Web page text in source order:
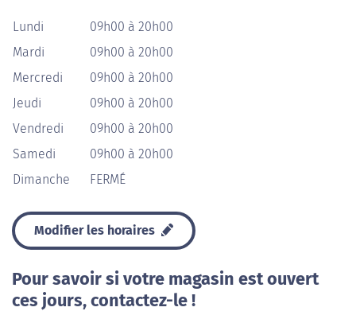
Lundi
09h00 à 20h00
Mardi
09h00 à 20h00
Mercredi
09h00 à 20h00
Jeudi
09h00 à 20h00
Vendredi
09h00 à 20h00
Samedi
09h00 à 20h00
Dimanche
FERMÉ
Modifier les horaires
Pour savoir si votre magasin est ouvert
ces jours, contactez-le !